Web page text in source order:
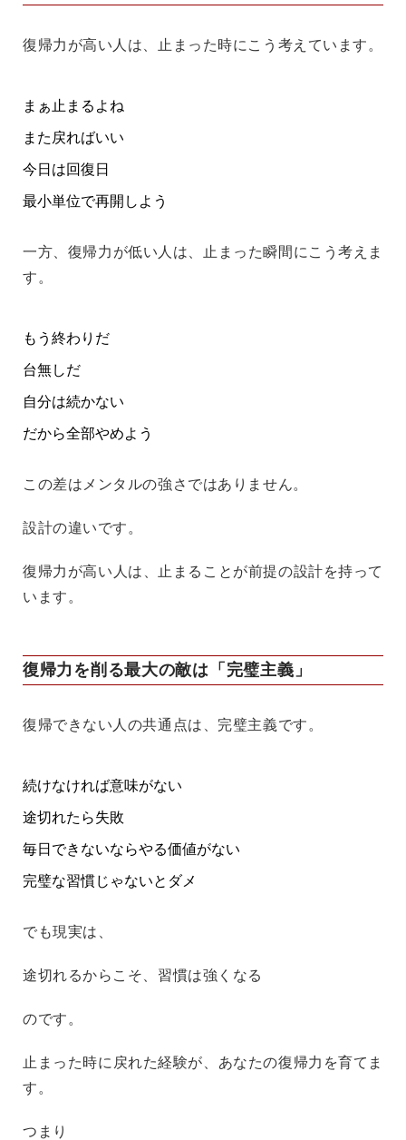
復帰力が高い人は、止まった時にこう考えています。
まぁ止まるよね
また戻ればいい
今日は回復日
最小単位で再開しよう
一方、復帰力が低い人は、止まった瞬間にこう考えま
す。
もう終わりだ
台無しだ
自分は続かない
だから全部やめよう
この差はメンタルの強さではありません。
設計の違いです。
復帰力が高い人は、止まることが前提の設計を持って
います。
復帰力を削る最大の敵は「完璧主義」
復帰できない人の共通点は、完璧主義です。
続けなければ意味がない
途切れたら失敗
毎日できないならやる価値がない
完璧な習慣じゃないとダメ
でも現実は、
途切れるからこそ、習慣は強くなる
のです。
止まった時に戻れた経験が、あなたの復帰力を育てま
す。
つまり